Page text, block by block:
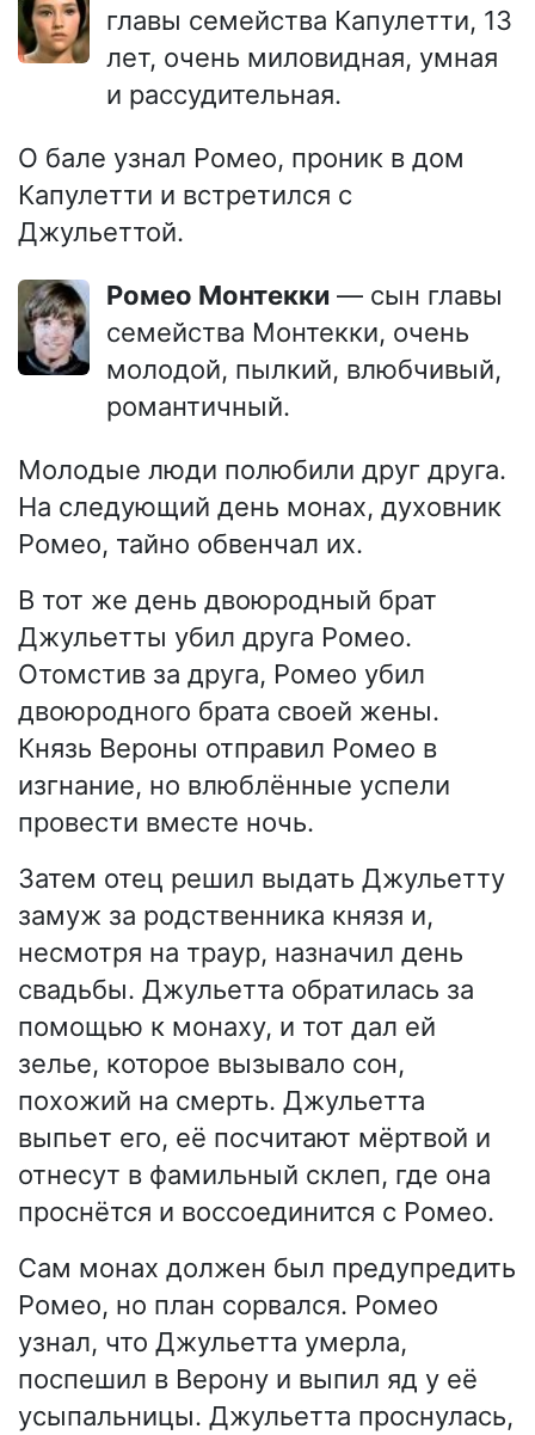
главы семейства Капулетти, 13
лет, очень миловидная, умная
и рассудительная.
О бале узнал Ромео, проник в дом
Капулетти и встретился с
Джульеттой.
Ромео Монтекки — сын главы
семейства Монтекки, очень
молодой, пылкий, влюбчивый,
романтичный.
Молодые люди полюбили друг друга.
На следующий день монах, духовник
Ромео, тайно обвенчал их.
В тот же день двоюродный брат
Джульетты убил друга Ромео.
Отомстив за друга, Ромео убил
двоюродного брата своей жены.
Князь Вероны отправил Ромео в
изгнание, но влюблённые успели
провести вместе ночь.
Затем отец решил выдать Джульетту
замуж за родственника князя и,
несмотря на траур, назначил день
свадьбы. Джульетта обратилась за
помощью к монаху, и тот дал ей
зелье, которое вызывало сон,
похожий на смерть. Джульетта
выпьет его, её посчитают мёртвой и
отнесут в фамильный склеп, где она
проснётся и воссоединится с Ромео.
Сам монах должен был предупредить
Ромео, но план сорвался. Ромео
узнал, что Джульетта умерла,
поспешил в Верону и выпил яд у её
усыпальницы. Джульетта проснулась,